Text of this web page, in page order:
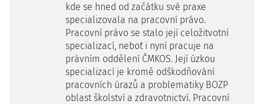
kde se hned od začátku své praxe
specializovala na pracovní právo.
Pracovní právo se stalo její celožitvotní
specializací, neboť i nyní pracuje na
právním oddělení ČMKOS. Její úzkou
specializací je kromě odškodňování
pracovních úrazů a problematiky BOZP
oblast školství a zdravotnictví. Pracovní